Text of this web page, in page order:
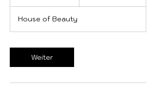
d
House of Beauty
Weiter